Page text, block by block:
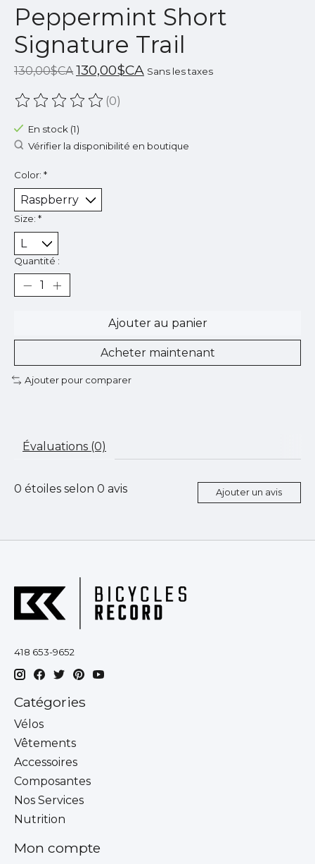
Peppermint Short
Signature Trail
130,00$CA 130,00$CA Sans les taxes
Ce produit est évalué à
(0)
En stock (1)
Vérifier la disponibilité en boutique
Color: *
Size: *
Quantité :
Ajouter au panier
Acheter maintenant
Ajouter pour comparer
Évaluations (0)
0 étoiles selon 0 avis Ajouter un avis
418 653-9652
Catégories
Vélos
Vêtements
Accessoires
Composantes
Nos Services
Nutrition
Mon compte